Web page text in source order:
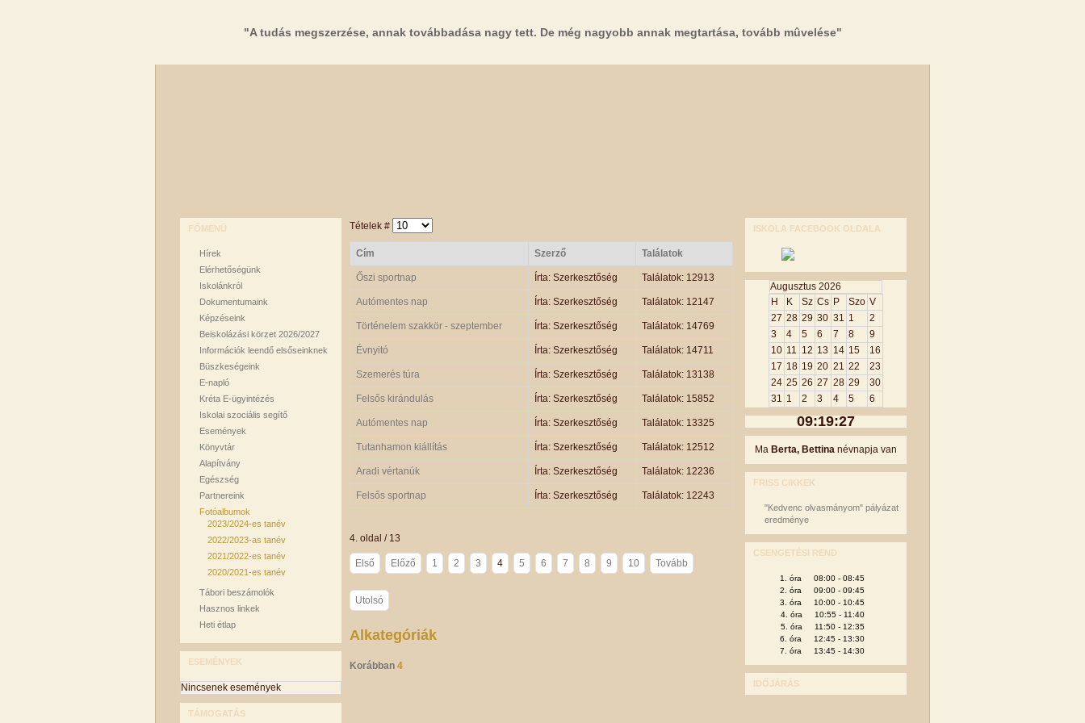
"A tudás megszerzése, annak továbbadása nagy tett. De még nagyobb annak megtartása, tovább mûvelése"
FŐMENÜ
Hírek
Elérhetőségünk
Iskolánkról
Dokumentumaink
Képzéseink
Beiskolázási körzet 2026/2027
Információk leendő elsőseinknek
Büszkeségeink
E-napló
Kréta E-ügyintézés
Iskolai szociális segítő
Események
Könyvtár
Alapítvány
Egészség
Partnereink
Fotóalbumok
2023/2024-es tanév
2022/2023-as tanév
2021/2022-es tanév
2020/2021-es tanév
Tábori beszámolók
Hasznos linkek
Heti étlap
ESEMÉNYEK
Nincsenek események
TÁMOGATÁS
Tételek #
Cím Szerző Találatok
Őszi sportnap Írta: Szerkesztőség Találatok: 12913
Autómentes nap Írta: Szerkesztőség Találatok: 12147
Történelem szakkör - szeptember Írta: Szerkesztőség Találatok: 14769
Évnyitó Írta: Szerkesztőség Találatok: 14711
Szemerés túra Írta: Szerkesztőség Találatok: 13138
Felsős kirándulás Írta: Szerkesztőség Találatok: 15852
Autómentes nap Írta: Szerkesztőség Találatok: 13325
Tutanhamon kiállítás Írta: Szerkesztőség Találatok: 12512
Aradi vértanúk Írta: Szerkesztőség Találatok: 12236
Felsős sportnap Írta: Szerkesztőség Találatok: 12243
4. oldal / 13
Első Előző 1 2 3 4 5 6 7 8 9 10 Tovább
Utolsó
Alkategóriák
Korábban 4
ISKOLA FACEBOOK OLDALA
Augusztus 2026
H
K Sz Cs P Szo V
27 28 29 30 31 1
2
3
4 5 6 7 8
9
10 11 12 13 14 15
16
17 18 19 20 21 22
23
24 25 26 27 28 29
30
31 1 2 3 4 5 6
09:19:27
Ma Berta, Bettina névnapja van
FRISS CIKKEK
"Kedvenc olvasmányom" pályázat
eredménye
CSENGETÉSI REND
1. óra 08:00 - 08:45
2. óra 09:00 - 09:45
3. óra 10:00 - 10:45
4. óra 10:55 - 11:40
5. óra 11:50 - 12:35
6. óra 12:45 - 13:30
7. óra 13:45 - 14:30
IDŐJÁRÁS